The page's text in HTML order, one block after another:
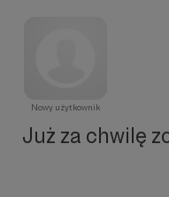
Nowy użytkownik
Już za chwilę